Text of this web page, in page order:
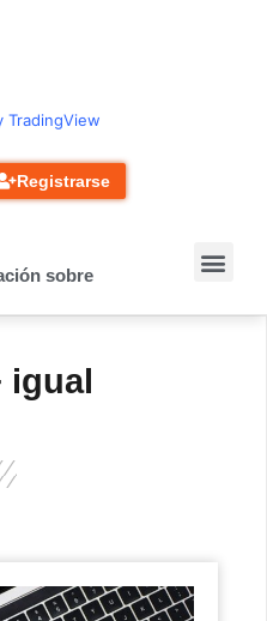
TradingView
Registrarse
sobre
igual